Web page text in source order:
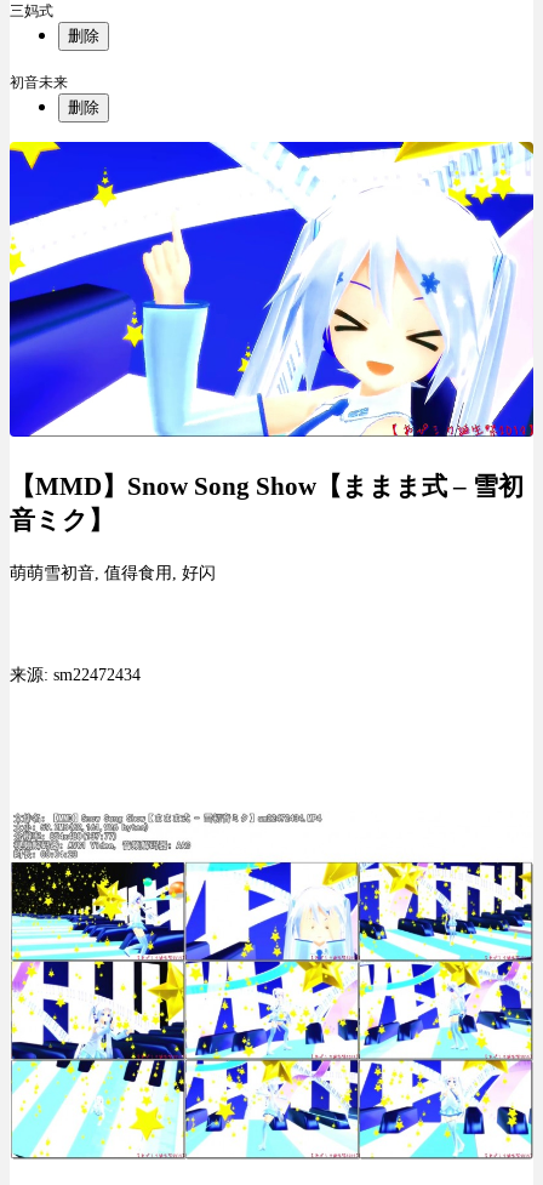
三妈式
删除
初音未来
删除
【MMD】Snow Song Show【ままま式 – 雪初
音ミク】
萌萌雪初音, 值得食用, 好闪
来源: sm22472434